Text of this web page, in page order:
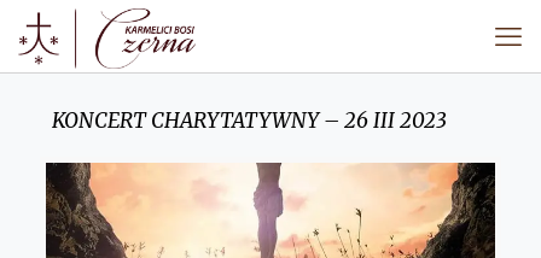
KONCERT CHARYTATYWNY – 26 III 2023